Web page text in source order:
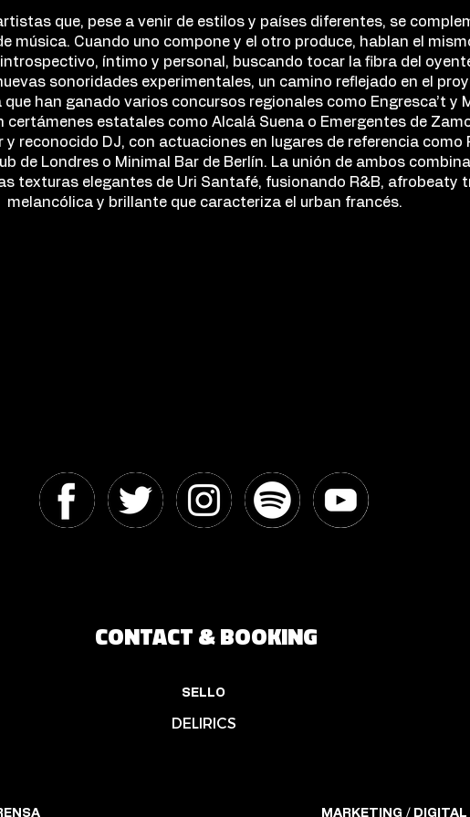
que, pese a venir de estilos y países diferentes, se
música. Cuando uno compone y el otro produce, hablan el
íntimo y personal, buscando tocar la fibra del
sonoridades experimentales, un camino reflejado en el
han ganado varios concursos regionales como Engresca’t y
certámenes estatales como Alcalá Suena o Emergentes de
reconocido DJ, con actuaciones en lugares de referencia como
de Londres o Minimal Bar de Berlín. La unión de ambos
texturas elegantes de Uri Santafé, fusionando R&B, afrobeaty
melancólica y brillante que caracteriza el urban francés.
CONTACT & BOOKING
SELLO
DELIRICS
MARKETING / DIGITAL